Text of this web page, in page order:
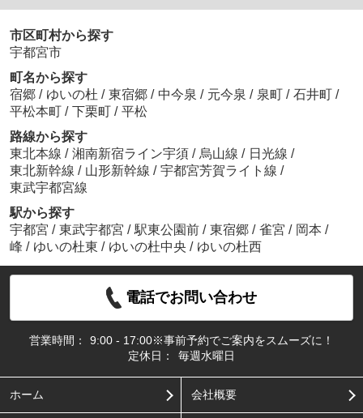
市区町村から探す
宇都宮市
町名から探す
宿郷 / ゆいの杜 / 東宿郷 / 中今泉 / 元今泉 / 泉町 / 石井町 /
平松本町 / 下栗町 / 平松
路線から探す
東北本線 / 湘南新宿ライン宇須 / 烏山線 / 日光線 /
東北新幹線 / 山形新幹線 / 宇都宮芳賀ライト線 /
東武宇都宮線
駅から探す
宇都宮 / 東武宇都宮 / 駅東公園前 / 東宿郷 / 雀宮 / 岡本 /
峰 / ゆいの杜東 / ゆいの杜中央 / ゆいの杜西
電話でお問い合わせ
営業時間：
9:00 - 17:00※事前予約でご案内をスムーズに！
定休日：
毎週水曜日
ホーム 会社概要